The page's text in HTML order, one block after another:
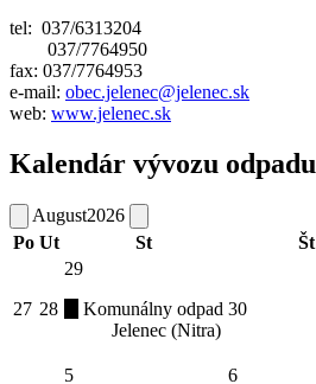
tel: 037/6313204
037/7764950
fax: 037/7764953
e-mail: obec.jelenec@jelenec.sk
web: www.jelenec.sk
Kalendár vývozu odpadu
August2026
Po Ut St Št
27 28
29
Komunálny odpad
Jelenec (Nitra)
30
5
6